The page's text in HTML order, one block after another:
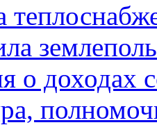
о доходах